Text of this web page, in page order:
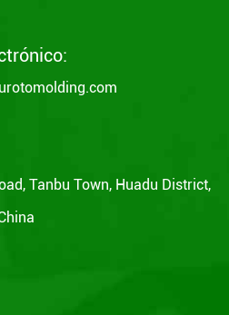
Tanbu Town, Huadu District,